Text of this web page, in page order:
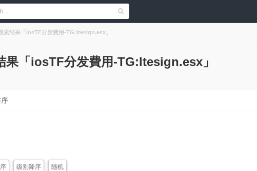
索结果「iosTF分发費用-TG:ltesign.esx」
果「iosTF分发費用-TG:ltesign.esx」
级别降序 随机